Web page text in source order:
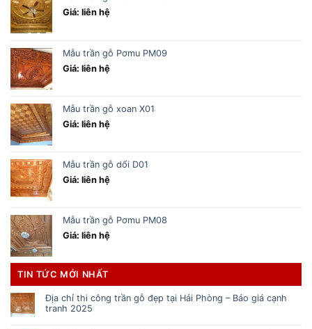
Giá: liên hệ
Mẫu trần gỗ Pơmu PM09
Giá: liên hệ
Mẫu trần gỗ xoan X01
Giá: liên hệ
Mẫu trần gỗ dổi D01
Giá: liên hệ
Mẫu trần gỗ Pơmu PM08
Giá: liên hệ
TIN TỨC MỚI NHẤT
Địa chỉ thi công trần gỗ đẹp tại Hải Phòng – Báo giá cạnh
tranh 2025